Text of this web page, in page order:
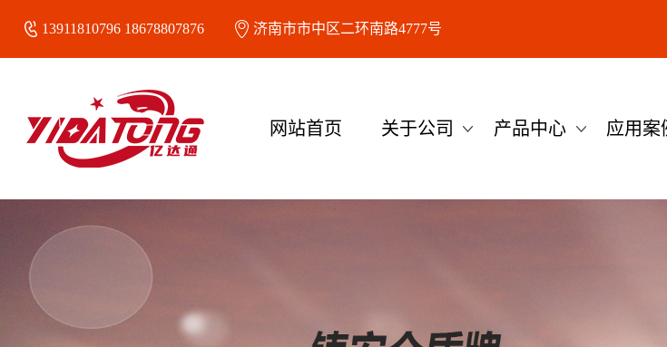
13911810796 18678807876 济南市市中区二环南路4777号
网站首页 关于公司 产品中心 应用案